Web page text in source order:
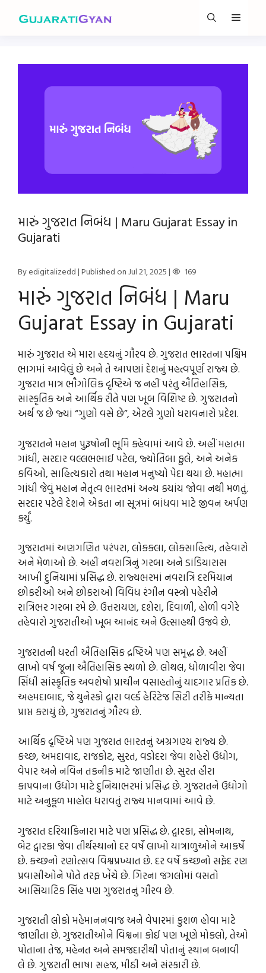
Menu
મારું ગુજરાત નિબંધ | Maru Gujarat Essay in
Gujarati
By edigitalizedd| Published on Jul 21, 2025| 169
મારું ગુજરાત નિબંધ | Maru
Gujarat Essay in Gujarati
મારું ગુજરાત એ મારા હૃદયનું ગૌરવ છે. ગુજરાત ભારતના પશ્ચિમ
ભાગમાં આવેલું છે અને તે આપણાં દેશનું મહત્વપૂર્ણ રાજ્ય છે.
ગુજરાત માત્ર ભૌગોલિક દૃષ્ટિએ જ નહીં પરંતુ ઐતિહાસિક,
સાંસ્કૃતિક અને આર્થિક રીતે પણ ખૂબ વિશિષ્ટ છે. ગુજરાતનો
અર્થ જ છે જ્યાં “ગુણો વસે છે”, એટલે ગુણો ધરાવનારો પ્રદેશ.
ગુજરાતને મહાન પુરૂષોની ભૂમિ કહેવામાં આવે છે. અહીં મહાત્મા
ગાંધી, સરદાર વલ્લભભાઈ પટેલ, જ્યોતિબા ફુલે, અને અનેક
કવિઓ, સાહિત્યકારો તથા મહાન મનુષ્યો પેદા થયા છે. મહાત્મા
ગાંધી જેવું મહાન નેતૃત્વ ભારતમાં અન્ય ક્યાંય જોવા નથી મળતું.
સરદાર પટેલે દેશને એકતા ના સૂત્રમાં બાંધવા માટે જીવન અર્પણ
કર્યું.
ગુજરાતમાં અણગણિત પરંપરા, લોકકલા, લોકસાહિત્ય, તહેવારો
અને મેળાઓ છે. અહીં નવરાત્રિનું ગરબા અને ડાંડિયારાસ
આખી દુનિયામાં પ્રસિદ્ધ છે. રાજ્યભરમાં નવરાત્રિ દરમિયાન
છોકરીઓ અને છોકરાઓ વિવિધ રંગીન વસ્ત્રો પહેરીને
રાત્રિભર ગરબા રમે છે. ઉત્તરાયણ, દશેરા, દિવાળી, હોળી વગેરે
તહેવારો ગુજરાતીઓ ખૂબ આનંદ અને ઉત્સાહથી ઉજવે છે.
ગુજરાતની ધરતી ઐતિહાસિક દ્રષ્ટિએ પણ સમૃદ્ધ છે. અહીં
લાખો વર્ષ જૂના ઐતિહાસિક સ્થળો છે. લોથલ, ધોળાવીરા જેવા
સિંધી સાંસ્કૃતિક અવશેષો પ્રાચીન વસાહતોનું યાદગાર પ્રતિક છે.
અહમદાબાદ, જે યુનેસ્કો દ્વારા વર્લ્ડ હેરિટેજ સિટી તરીકે માન્યતા
પ્રાપ્ત કરાયું છે, ગુજરાતનું ગૌરવ છે.
આર્થિક દૃષ્ટિએ પણ ગુજરાત ભારતનું અગ્રગણ્ય રાજ્ય છે.
કચ્છ, અમદાવાદ, રાજકોટ, સુરત, વડોદરા જેવા શહેરો ઉદ્યોગ,
વેપાર અને નવિન તકનીક માટે જાણીતા છે. સુરત હીરા
કાપવાના ઉદ્યોગ માટે દુનિયાભરમાં પ્રસિદ્ધ છે. ગુજરાતને ઉદ્યોગો
માટે અનુકૂળ માહોલ ધરાવતું રાજ્ય માનવામાં આવે છે.
ગુજરાત દરિયાકિનારા માટે પણ પ્રસિદ્ધ છે. દ્વારકા, સોમનાથ,
બેટ દ્વારકા જેવા તીર્થસ્થાનો દર વર્ષે લાખો યાત્રાળુઓને આકર્ષે
છે. કચ્છનો રણોત્સવ વિશ્વપ્રખ્યાત છે. દર વર્ષે કચ્છનો સફેદ રણ
પ્રવાસીઓને પોતે તરફ ખેંચે છે. ગિરના જંગલોમાં વસતો
આસિયાટિક સિંહ પણ ગુજરાતનું ગૌરવ છે.
ગુજરાતી લોકો મહેમાનનવાજ અને વેપારમાં કુશળ હોવા માટે
જાણીતા છે. ગુજરાતીઓને વિશ્વના કોઈ પણ ખૂણે મોકલો, તેઓ
પોતાના તેજ, મહેનત અને સમજદારીથી પોતાનું સ્થાન બનાવી
લે છે. ગુજરાતી ભાષા સહજ, મીઠી અને સંસ્કારી છે.